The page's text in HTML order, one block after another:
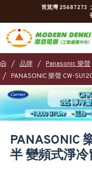
筲箕灣 25687273
品牌
Panasonic 樂聲
PANASONIC 樂聲 CW-
PANASONIC
半 變頻式淨